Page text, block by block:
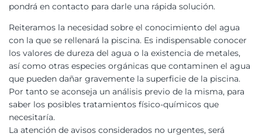
pondrá en contacto para darle una rápida solución.
Reiteramos la necesidad sobre el conocimiento del agua
con la que se rellenará la piscina. Es indispensable conocer
los valores de dureza del agua o la existencia de metales,
así como otras especies orgánicas que contaminen el agua
que pueden dañar gravemente la superficie de la piscina.
Por tanto se aconseja un análisis previo de la misma, para
saber los posibles tratamientos físico-químicos que
necesitaría.
La atención de avisos considerados no urgentes, será